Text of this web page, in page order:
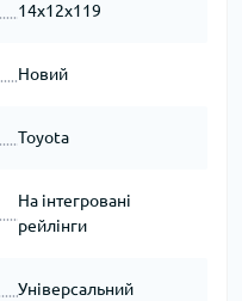
14x12x119
Новий
Toyota
На інтегровані
рейлінги
Універсальний